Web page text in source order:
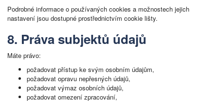
Podrobné informace o používaných cookies a možnostech jejich
nastavení jsou dostupné prostřednictvím cookie lišty.
8. Práva subjektů údajů
Máte právo:
požadovat přístup ke svým osobním údajům,
požadovat opravu nepřesných údajů,
požadovat výmaz osobních údajů,
požadovat omezení zpracování,